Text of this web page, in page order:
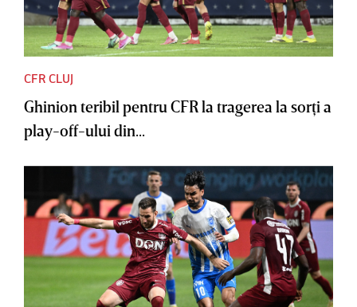
CFR CLUJ
Ghinion teribil pentru CFR la tragerea la sorţi a
play-off-ului din...